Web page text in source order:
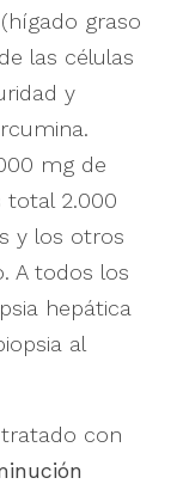
graso
las células
y
mg de
total 2.000
y los otros
A todos los
hepática
al
con